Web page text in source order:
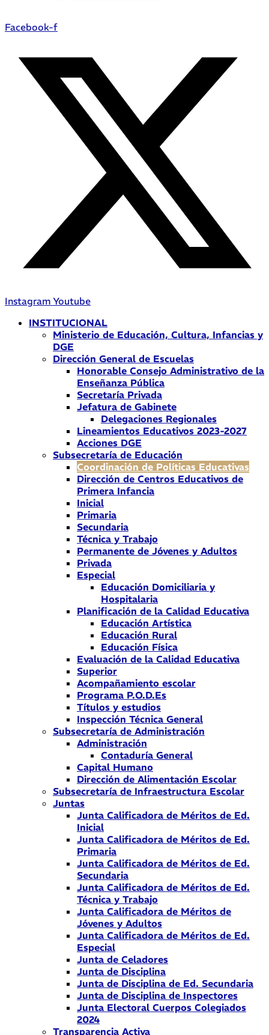
Facebook-f
Instagram Youtube
INSTITUCIONAL
Ministerio de Educación, Cultura, Infancias y
DGE
Dirección General de Escuelas
Honorable Consejo Administrativo de la
Enseñanza Pública
Secretaría Privada
Jefatura de Gabinete
Delegaciones Regionales
Lineamientos Educativos 2023-2027
Acciones DGE
Subsecretaría de Educación
Coordinación de Políticas Educativas
Dirección de Centros Educativos de
Primera Infancia
Inicial
Primaria
Secundaria
Técnica y Trabajo
Permanente de Jóvenes y Adultos
Privada
Especial
Educación Domiciliaria y
Hospitalaria
Planificación de la Calidad Educativa
Educación Artística
Educación Rural
Educación Física
Evaluación de la Calidad Educativa
Superior
Acompañamiento escolar
Programa P.O.D.Es
Títulos y estudios
Inspección Técnica General
Subsecretaría de Administración
Administración
Contaduría General
Capital Humano
Dirección de Alimentación Escolar
Subsecretaría de Infraestructura Escolar
Juntas
Junta Calificadora de Méritos de Ed.
Inicial
Junta Calificadora de Méritos de Ed.
Primaria
Junta Calificadora de Méritos de Ed.
Secundaria
Junta Calificadora de Méritos de Ed.
Técnica y Trabajo
Junta Calificadora de Méritos de
Jóvenes y Adultos
Junta Calificadora de Méritos de Ed.
Especial
Junta de Celadores
Junta de Disciplina
Junta de Disciplina de Ed. Secundaria
Junta de Disciplina de Inspectores
Junta Electoral Cuerpos Colegiados
2024
Transparencia Activa